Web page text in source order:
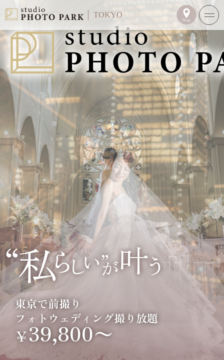
TOKYO
東京で前撮り
フォトウェディング撮り放題
￥39,800〜